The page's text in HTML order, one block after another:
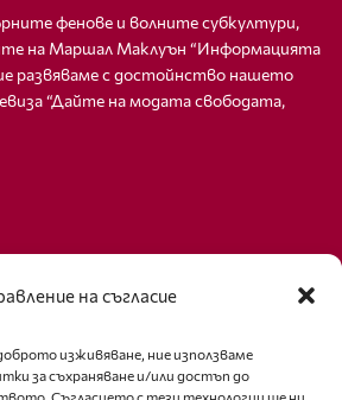
на съгласие
изживяване, ние използваме
за съхраняване и/или достъп до
Съгласието с тези технологии ще ни
фенове и волните субкултури,
на Маршал Маклуън “Информацията
развяваме с достойнство нашето
“Дайте на модата свободата,